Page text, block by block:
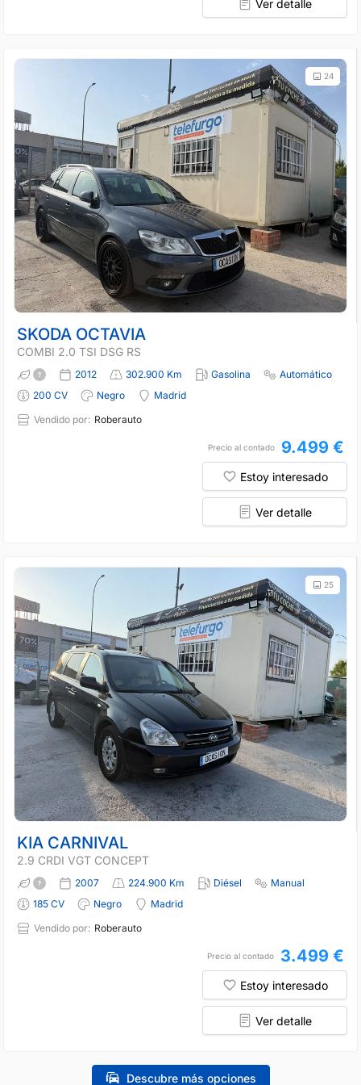
Ver detalle
24
SKODA OCTAVIA
COMBI 2.0 TSI DSG RS
2012 302.900 Km Gasolina
Automático
200 CV
Negro
Madrid
Vendido por: Roberauto
Precio al contado 9.499 €
Estoy interesado
Ver detalle
25
KIA CARNIVAL
2.9 CRDI VGT CONCEPT
2007 224.900 Km Diésel
Manual
185 CV
Negro
Madrid
Vendido por: Roberauto
Precio al contado 3.499 €
Estoy interesado
Ver detalle
Descubre más opciones